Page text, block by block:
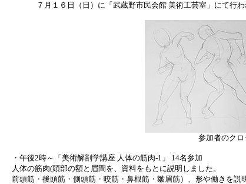
７月１６日（日）に「武蔵野市民会館 美術工芸室」にて行
参加者のクロ
・午後2時～「美術解剖学講座 人体の筋肉-1」 14名参加
人体の筋肉(頭部の額と眉間を、資料をもとに説明しました。
前頭筋・後頭筋・側頭筋・咬筋・鼻根筋・皺眉筋）、形や働きを説